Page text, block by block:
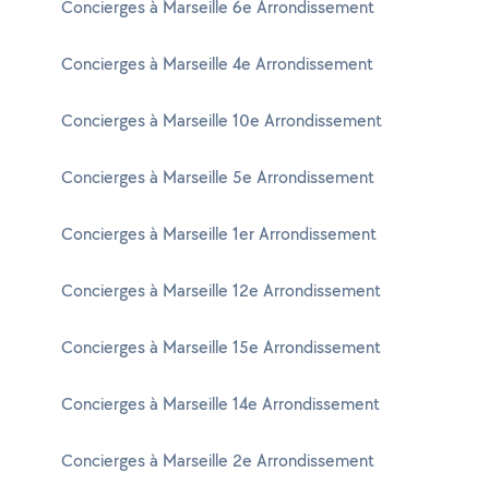
Concierges à Marseille 6e Arrondissement
Concierges à Marseille 4e Arrondissement
Concierges à Marseille 10e Arrondissement
Concierges à Marseille 5e Arrondissement
Concierges à Marseille 1er Arrondissement
Concierges à Marseille 12e Arrondissement
Concierges à Marseille 15e Arrondissement
Concierges à Marseille 14e Arrondissement
Concierges à Marseille 2e Arrondissement